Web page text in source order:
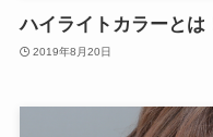
ハイライトカラーとは
2019年8月20日